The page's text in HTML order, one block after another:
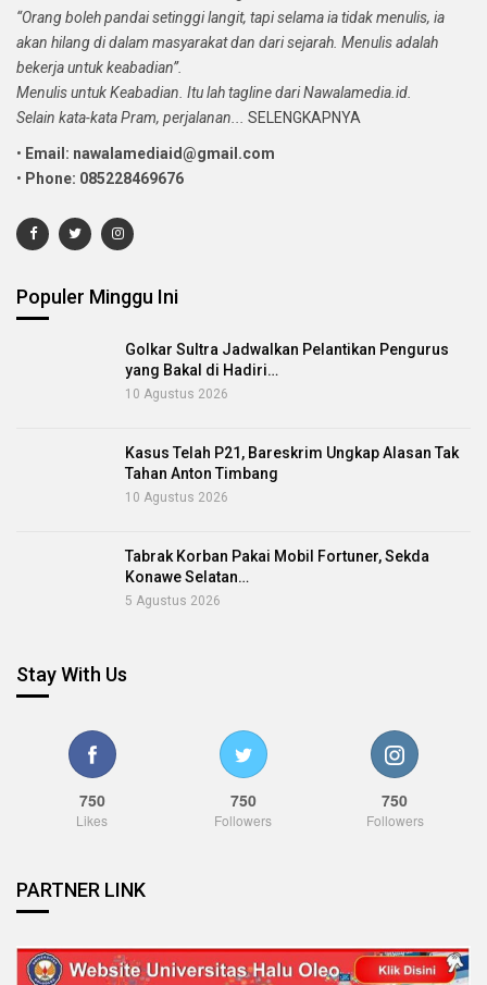
“Orang boleh pandai setinggi langit, tapi selama ia tidak menulis, ia
akan hilang di dalam masyarakat dan dari sejarah. Menulis adalah
bekerja untuk keabadian”.
Menulis untuk Keabadian. Itu lah tagline dari Nawalamedia.id.
Selain kata-kata Pram, perjalanan...
SELENGKAPNYA
• Email: nawalamediaid@gmail.com
• Phone: 085228469676
Populer Minggu Ini
Golkar Sultra Jadwalkan Pelantikan Pengurus
yang Bakal di Hadiri…
10 Agustus 2026
Kasus Telah P21, Bareskrim Ungkap Alasan Tak
Tahan Anton Timbang
10 Agustus 2026
Tabrak Korban Pakai Mobil Fortuner, Sekda
Konawe Selatan…
5 Agustus 2026
Stay With Us
750
Likes
750
Followers
750
Followers
PARTNER LINK